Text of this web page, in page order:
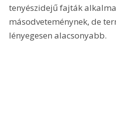
tenyészidejű fajták
másodveteménynek, de
lényegesen alacsonyabb.